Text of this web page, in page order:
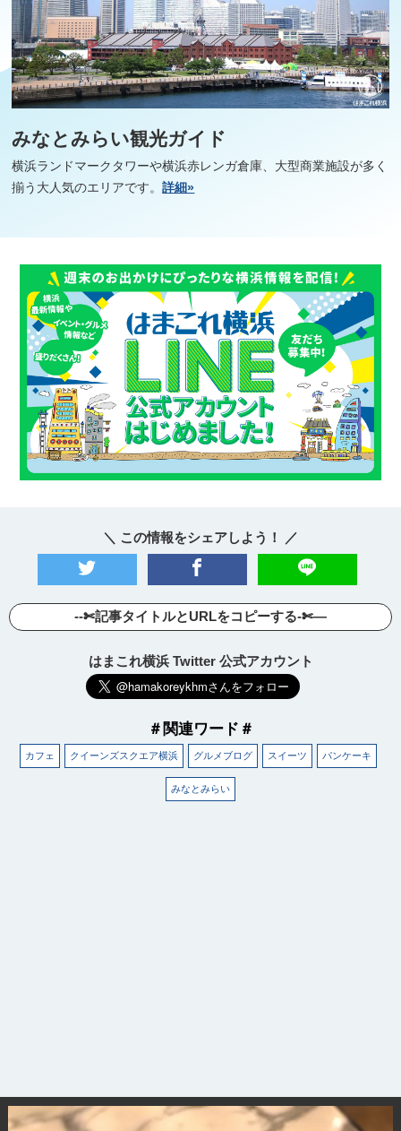
みなとみらい観光ガイド
横浜ランドマークタワーや横浜赤レンガ倉庫、大型商業施設が多く
揃う大人気のエリアです。詳細»
＼ この情報をシェアしよう！ ／
--✄記事タイトルとURLをコピーする-✄—
はまこれ横浜 Twitter 公式アカウント
＃関連ワード＃
カフェ クイーンズスクエア横浜 グルメブログ スイーツ パンケーキ
みなとみらい